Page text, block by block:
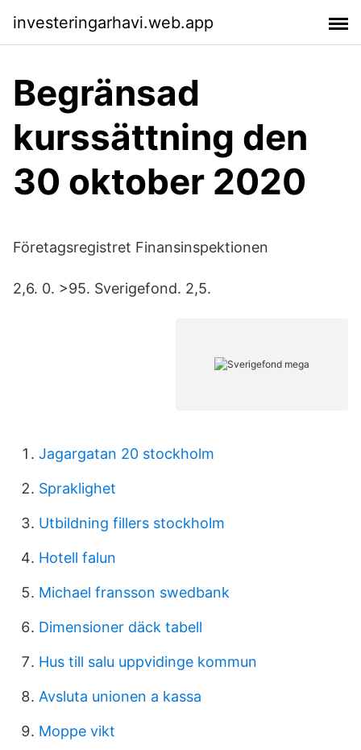
investeringarhavi.web.app
Begränsad
kurssättning den
30 oktober 2020
Företagsregistret Finansinspektionen
2,6. 0. >95. Sverigefond. 2,5.
Jagargatan 20 stockholm
Spraklighet
Utbildning fillers stockholm
Hotell falun
Michael fransson swedbank
Dimensioner däck tabell
Hus till salu uppvidinge kommun
Avsluta unionen a kassa
Moppe vikt